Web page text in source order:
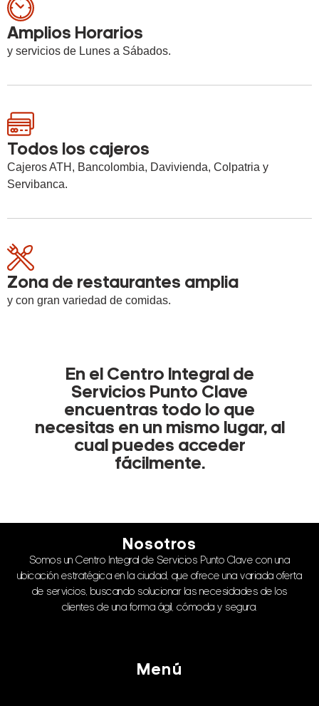
Amplios Horarios
y servicios de Lunes a Sábados.
Todos los cajeros
Cajeros ATH, Bancolombia, Davivienda, Colpatria y
Servibanca.
Zona de restaurantes amplia
y con gran variedad de comidas.
En el Centro Integral de
Servicios Punto Clave
encuentras todo lo que
necesitas en un mismo lugar, al
cual puedes acceder
fácilmente.
Nosotros
Somos un Centro Integral de Servicios Punto Clave con una
ubicación estratégica en la ciudad, que ofrece una variada oferta
de servicios, buscando solucionar las necesidades de los
clientes de una forma ágil, cómoda y segura.
Menú